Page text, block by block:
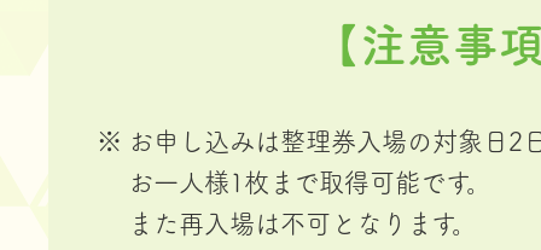
【注意事
お申し込みは整理券入場の対象日2
お一人様1枚まで取得可能です。
また再入場は不可となります。